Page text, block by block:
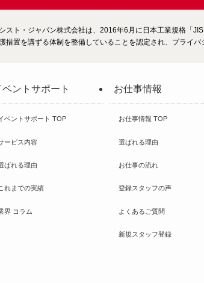
スト・ジャパン株式会社は、2016年6月に日本工業規格「
措置を講ずる体制を整備していることを認定され、プライ
ベントサポート
ベントサポート TOP
ービス内容
ばれる理由
れまでの実績
界 コラム
お仕事情報
お仕事情報 TOP
選ばれる理由
お仕事の流れ
登録スタッフの声
よくあるご質問
新規スタッフ登録